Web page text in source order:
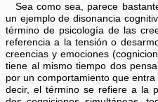
Sea como sea, parece
un ejemplo de disonancia
término de psicología de las
referencia a la tensión o
creencias y emociones
tiene al mismo tiempo dos
por un comportamiento que
decir, el término se refiere a la